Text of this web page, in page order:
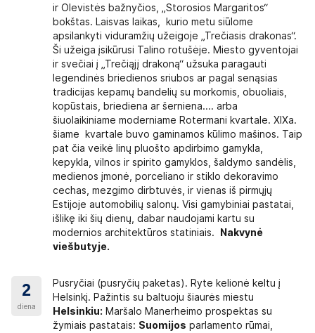
ir Olevistės bažnyčios, „Storosios Margaritos“
bokštas. Laisvas laikas, kurio metu siūlome
apsilankyti viduramžių užeigoje „Trečiasis drakonas“.
Ši užeiga įsikūrusi Talino rotušėje. Miesto gyventojai
ir svečiai į „Trečiąjį drakoną“ užsuka paragauti
legendinės briedienos sriubos ar pagal senąsias
tradicijas kepamų bandelių su morkomis, obuoliais,
kopūstais, briediena ar šerniena.... arba
šiuolaikiniame moderniame Rotermani kvartale. XIXa.
šiame kvartale buvo gaminamos kūlimo mašinos. Taip
pat čia veikė linų pluošto apdirbimo gamykla,
kepykla, vilnos ir spirito gamyklos, šaldymo sandėlis,
medienos įmonė, porceliano ir stiklo dekoravimo
cechas, mezgimo dirbtuvės, ir vienas iš pirmųjų
Estijoje automobilių salonų. Visi gamybiniai pastatai,
išlikę iki šių dienų, dabar naudojami kartu su
modernios architektūros statiniais.
Nakvynė
viešbutyje.
2
diena
Pusryčiai (pusryčių paketas). Ryte kelionė keltu į
Helsinkį. Pažintis su baltuoju šiaurės miestu
Helsinkiu: Maršalo Manerheimo prospektas su
žymiais pastatais: Suomijos parlamento rūmai,